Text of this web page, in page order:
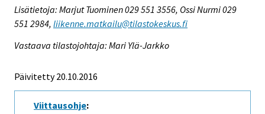
Lisätietoja: Marjut Tuominen 029 551 3556, Ossi Nurmi 029
551 2984, liikenne.matkailu@tilastokeskus.fi
Vastaava tilastojohtaja: Mari Ylä-Jarkko
Päivitetty 20.10.2016
Viittausohje: